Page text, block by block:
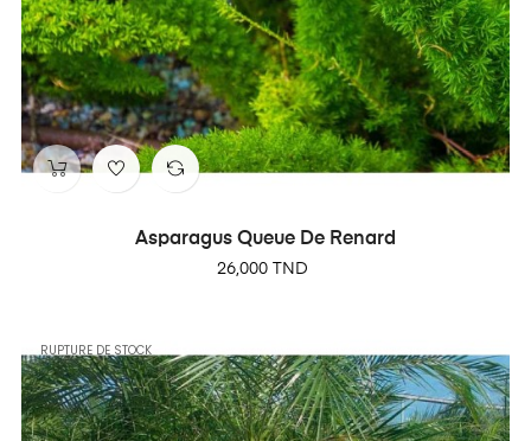
Asparagus Queue De Renard
Prix
26,000 TND
RUPTURE DE STOCK